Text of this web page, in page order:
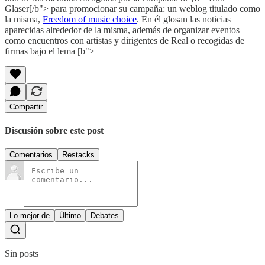
Glaser[/b"> para promocionar su campaña: un weblog titulado como
la misma, Freedom of music choice. En él glosan las noticias
aparecidas alrededor de la misma, además de organizar eventos
como encuentros con artistas y dirigentes de Real o recogidas de
firmas bajo el lema [b">
Compartir
Discusión sobre este post
Comentarios Restacks
Lo mejor de Último Debates
Sin posts